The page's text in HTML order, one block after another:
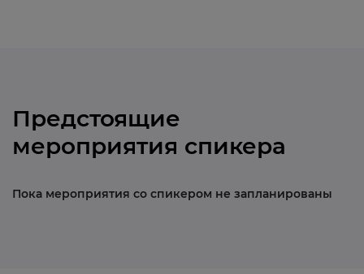
Предстоящие
мероприятия спикера
Пока мероприятия со спикером не запланированы